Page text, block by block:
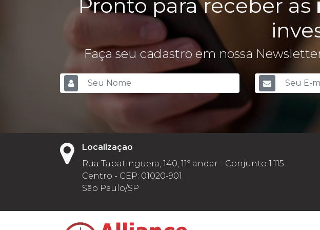
Pronto para receber as
Faça seu cadastro em nossa
Localização
Rua Tabatinguera, 140, 11º andar - Conjunto 1.115
Centro - CEP: 01020-901
São Paulo/SP